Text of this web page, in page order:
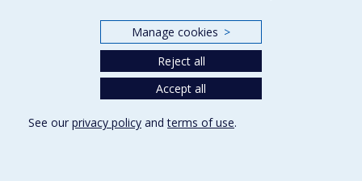
Manage cookies >
Reject all
Accept all
See our privacy policy andterms of use.